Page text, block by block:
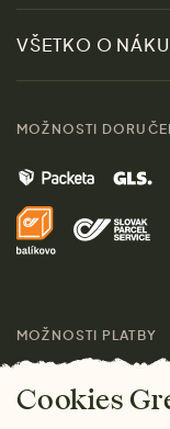
Udržateľnosť
Kontakt
Značky
Pre médiá
Zľavy
Ženy
Muži
Darčeky
VŠETKO O
Doprava a platba
MOŽNOSTI
MOŽNOSTI PLATBY
Cookies